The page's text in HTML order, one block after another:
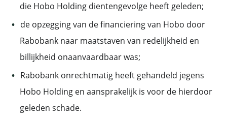
die Hobo Holding dientengevolge heeft geleden;
de opzegging van de financiering van Hobo door
Rabobank naar maatstaven van redelijkheid en
billijkheid onaanvaardbaar was;
Rabobank onrechtmatig heeft gehandeld jegens
Hobo Holding en aansprakelijk is voor de hierdoor
geleden schade.